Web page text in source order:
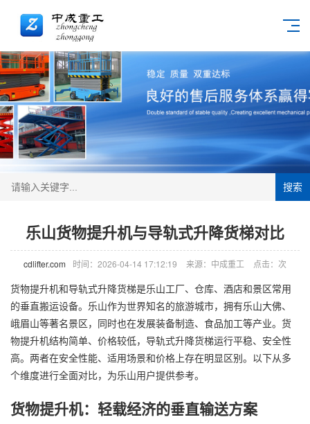
搜索
乐山货物提升机与导轨式升降货梯对比
cdlifter.com 时间：2026-04-14 17:12:19 来源：中成重工 点击： 次
货物提升机和导轨式升降货梯是乐山工厂、仓库、酒店和景区常用
的垂直搬运设备。乐山作为世界知名的旅游城市，拥有乐山大佛、
峨眉山等著名景区，同时也在发展装备制造、食品加工等产业。货
物提升机结构简单、价格较低，导轨式升降货梯运行平稳、安全性
高。两者在安全性能、适用场景和价格上存在明显区别。以下从多
个维度进行全面对比，为乐山用户提供参考。
货物提升机：轻载经济的垂直输送方案